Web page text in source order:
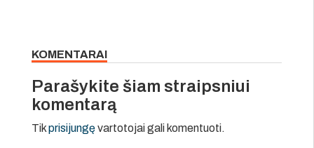
KOMENTARAI
Parašykite šiam straipsniui
komentarą
Tikprisijungęvartotojai gali komentuoti.